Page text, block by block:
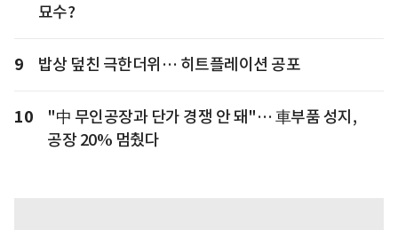
묘수?
9 밥상 덮친 극한더위… 히트플레이션 공포
10
"中 무인공장과 단가 경쟁 안 돼"… 車부품 성지,
공장 20% 멈췄다